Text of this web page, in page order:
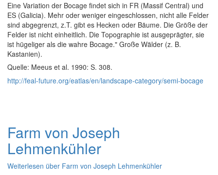
Eine Variation der Bocage findet sich in FR (Massif Central) und
ES (Galicia). Mehr oder weniger eingeschlossen, nicht alle Felder
sind abgegrenzt, z.T. gibt es Hecken oder Bäume. Die Größe der
Felder ist nicht einheitlich. Die Topographie ist ausgeprägter, sie
ist hügeliger als die wahre Bocage." Große Wälder (z. B.
Kastanien).
Quelle: Meeus et al. 1990: S. 308.
http://feal-future.org/eatlas/en/landscape-category/semi-bocage
Farm von Joseph
Lehmenkühler
Weiterlesen über Farm von Joseph Lehmenkühler